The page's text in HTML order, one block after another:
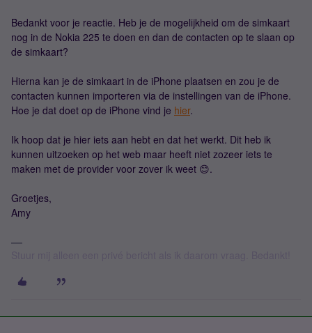
Bedankt voor je reactie. Heb je de mogelijkheid om de simkaart
nog in de Nokia 225 te doen en dan de contacten op te slaan op
de simkaart?
Hierna kan je de simkaart in de iPhone plaatsen en zou je de
contacten kunnen importeren via de instellingen van de iPhone.
Hoe je dat doet op de iPhone vind je hier.
Ik hoop dat je hier iets aan hebt en dat het werkt. Dit heb ik
kunnen uitzoeken op het web maar heeft niet zozeer iets te
maken met de provider voor zover ik weet 😊.
Groetjes,
Amy